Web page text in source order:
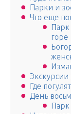
Парки и
Что еще
горе
Где
День
Парк